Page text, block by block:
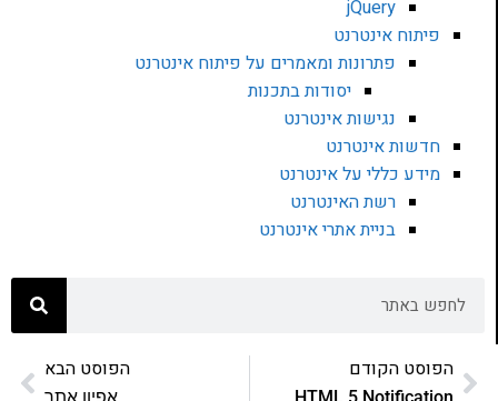
jQuery
פיתוח אינטרנט
פתרונות ומאמרים על פיתוח אינטרנט
יסודות בתכנות
נגישות אינטרנט
חדשות אינטרנט
מידע כללי על אינטרנט
רשת האינטרנט
בניית אתרי אינטרנט
הפוסט הקודם
HTML 5 Notification
הפוסט הבא
אפיון אתר